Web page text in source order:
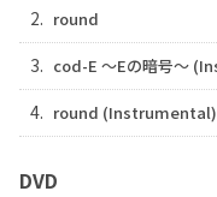
2. round
3. cod-E ～Eの暗号～
4. round (Instrumental)
DVD